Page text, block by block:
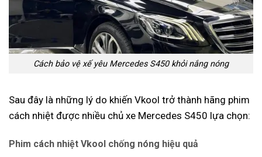
Cách bảo vệ xế yêu Mercedes S450 khỏi nắng nóng
Sau đây là những lý do khiến Vkool trở thành hãng phim
cách nhiệt được nhiều chủ xe Mercedes S450 lựa chọn:
Phim cách nhiệt Vkool chống nóng hiệu quả